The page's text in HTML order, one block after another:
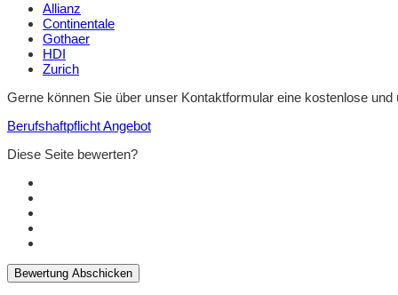
Allianz
Continentale
Gothaer
HDI
Zurich
Gerne können Sie über unser Kontaktformular eine kostenlose
Berufshaftpflicht Angebot
Diese Seite bewerten?
Bewertung Abschicken